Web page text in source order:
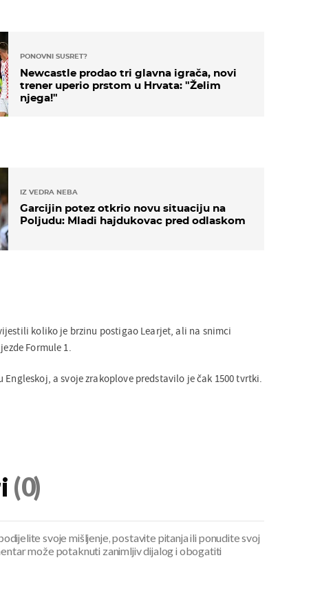
PONOVNI SUSRET?
Newcastle prodao tri glavna igrača, novi
trener uperio prstom u Hrvata: "Želim
njega!"
IZ VEDRA NEBA
Garcijin potez otkrio novu situaciju na
Poljudu: Mladi hajdukovac pred odlaskom
koliko je brzinu postigao Learjet, ali na snimci
Formule 1.
Engleskoj, a svoje zrakoplove predstavilo je čak 1500 tvrtki.
(0)
svoje mišljenje, postavite pitanja ili ponudite svoj
može potaknuti zanimljiv dijalog i obogatiti